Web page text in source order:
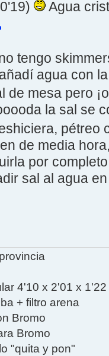
Agua
tengo
agua con
de mesa pero
la sal se
pétreo
de media
por
sal al agua
4'10 x 2'01 x
+ filtro arena
Bromo
Bromo
"quita y pon"